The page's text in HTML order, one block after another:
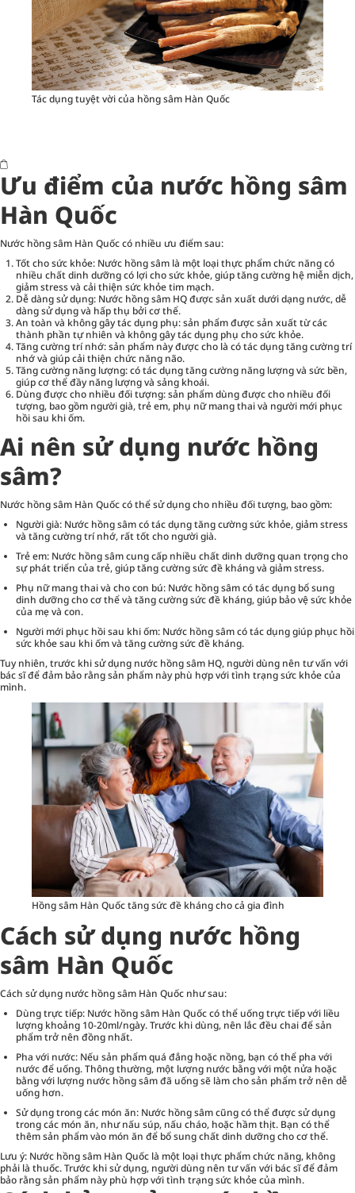
Tác dụng tuyệt vời của hồng sâm Hàn Quốc
Ưu điểm của nước hồng sâm
Hàn Quốc
Nước hồng sâm Hàn Quốc có nhiều ưu điểm sau:
Tốt cho sức khỏe: Nước hồng sâm là một loại thực phẩm chức năng có
nhiều chất dinh dưỡng có lợi cho sức khỏe, giúp tăng cường hệ miễn dịch,
giảm stress và cải thiện sức khỏe tim mạch.
Dễ dàng sử dụng: Nước hồng sâm HQ được sản xuất dưới dạng nước, dễ
dàng sử dụng và hấp thụ bởi cơ thể.
An toàn và không gây tác dụng phụ: sản phẩm được sản xuất từ các
thành phần tự nhiên và không gây tác dụng phụ cho sức khỏe.
Tăng cường trí nhớ: sản phẩm này được cho là có tác dụng tăng cường trí
nhớ và giúp cải thiện chức năng não.
Tăng cường năng lượng: có tác dụng tăng cường năng lượng và sức bền,
giúp cơ thể đầy năng lượng và sảng khoái.
Dùng được cho nhiều đối tượng: sản phẩm dùng được cho nhiều đối
tượng, bao gồm người già, trẻ em, phụ nữ mang thai và người mới phục
hồi sau khi ốm.
Ai nên sử dụng nước hồng
sâm?
Nước hồng sâm Hàn Quốc có thể sử dụng cho nhiều đối tượng, bao gồm:
Người già: Nước hồng sâm có tác dụng tăng cường sức khỏe, giảm stress
và tăng cường trí nhớ, rất tốt cho người già.
Trẻ em: Nước hồng sâm cung cấp nhiều chất dinh dưỡng quan trọng cho
sự phát triển của trẻ, giúp tăng cường sức đề kháng và giảm stress.
Phụ nữ mang thai và cho con bú: Nước hồng sâm có tác dụng bổ sung
dinh dưỡng cho cơ thể và tăng cường sức đề kháng, giúp bảo vệ sức khỏe
của mẹ và con.
Người mới phục hồi sau khi ốm: Nước hồng sâm có tác dụng giúp phục hồi
sức khỏe sau khi ốm và tăng cường sức đề kháng.
Tuy nhiên, trước khi sử dụng nước hồng sâm HQ, người dùng nên tư vấn với
bác sĩ để đảm bảo rằng sản phẩm này phù hợp với tình trạng sức khỏe của
mình.
Hồng sâm Hàn Quốc tăng sức đề kháng cho cả gia đình
Cách sử dụng nước hồng
sâm Hàn Quốc
Cách sử dụng nước hồng sâm Hàn Quốc như sau:
Dùng trực tiếp: Nước hồng sâm Hàn Quốc có thể uống trực tiếp với liều
lượng khoảng 10-20ml/ngày. Trước khi dùng, nên lắc đều chai để sản
phẩm trở nên đồng nhất.
Pha với nước: Nếu sản phẩm quá đắng hoặc nồng, bạn có thể pha với
nước để uống. Thông thường, một lượng nước bằng với một nửa hoặc
bằng với lượng nước hồng sâm đã uống sẽ làm cho sản phẩm trở nên dễ
uống hơn.
Sử dụng trong các món ăn: Nước hồng sâm cũng có thể được sử dụng
trong các món ăn, như nấu súp, nấu cháo, hoặc hầm thịt. Bạn có thể
thêm sản phẩm vào món ăn để bổ sung chất dinh dưỡng cho cơ thể.
Lưu ý: Nước hồng sâm Hàn Quốc là một loại thực phẩm chức năng, không
phải là thuốc. Trước khi sử dụng, người dùng nên tư vấn với bác sĩ để đảm
bảo rằng sản phẩm này phù hợp với tình trạng sức khỏe của mình.